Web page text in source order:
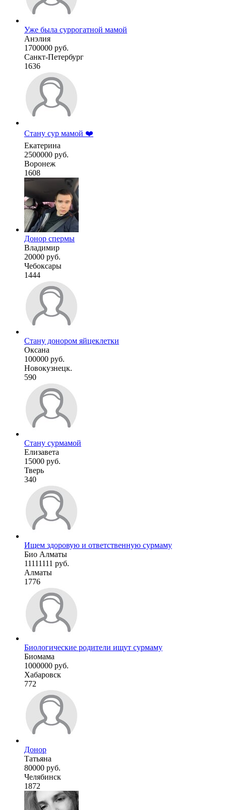
Уже была суррогатной мамой
Анэлия
1700000 руб.
Санкт-Петербург
1636
Стану сур мамой ❤️
Екатерина
2500000 руб.
Воронеж
1608
Донор спермы
Владимир
20000 руб.
Чебоксары
1444
Стану донором яйцеклетки
Оксана
100000 руб.
Новокузнецк.
590
Стану сурмамой
Елизавета
15000 руб.
Тверь
340
Ищем здоровую и ответственную сурмаму
Био Алматы
11111111 руб.
Алматы
1776
Биологические родители ищут сурмаму
Биомама
1000000 руб.
Хабаровск
772
Донор
Татьяна
80000 руб.
Челябинск
1872